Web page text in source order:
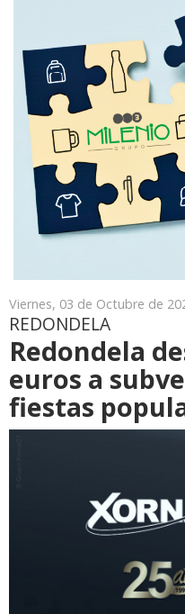
Viernes, 03 de Octubre de
REDONDELA
Redondela
euros a
fiestas